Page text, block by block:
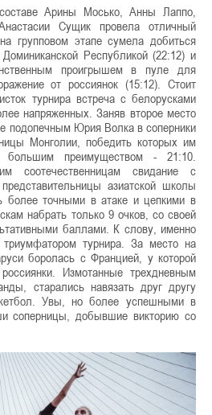
Арины Мосько, Анны Лаппо,
Сущик провела отличный
групповом этапе сумела добиться
Республикой (22:12) и
проигрышем в пуле для
от россиянок (15:12). Стоит
турнира встреча с белорусками
напряженных. Заняв второе место
подопечным Юрия Волка в соперники
Монголии, победить которых им
преимуществом - 21:10.
соотечественницам свидание с
азиатской школы
более точными в атаке и цепкими в
набрать только 9 очков, со своей
баллами. К слову, именно
турнира. За место на
боролась с Францией, у которой
Измотанные трехдневным
старались навязать друг другу
Увы, но более успешными в
соперницы, добывшие викторию со